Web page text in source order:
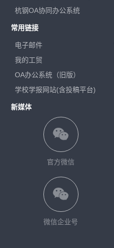
杭钢OA协同办公系统
常用链接
电子邮件
我的工贸
OA办公系统（旧版）
学校学报网站(含投稿平台)
新媒体
官方微信
微信企业号